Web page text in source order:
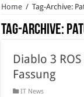
Home / Tag-Archive:
Tag-Archive:
Diablo 3
Fassung
IT News